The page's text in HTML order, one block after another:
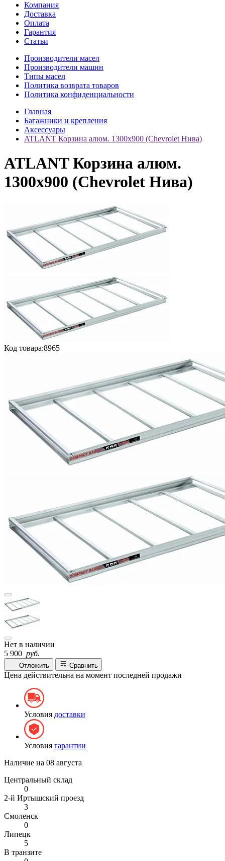
Компания
Доставка
Оплата
Гарантия
Статьи
Производители масел
Производители машин
Типы масел
Политика возврата товаров
Политика конфиденциальности
Главная
Багажники и крепления
Аксессуары
ATLANT Корзина алюм. 1300х900 (Chevrolet Нива)
ATLANT Корзина алюм.
1300х900 (Chevrolet Нива)
Код товара:8965
Нет в наличии
5 900 руб.
Отложить Сравнить
Цена действительна на момент последней продажи
Условия доставки
Условия гарантии
Наличие на 08 августа
Центральный склад
0
2-й Иртышский проезд
3
Смоленск
0
Липецк
5
В транзите